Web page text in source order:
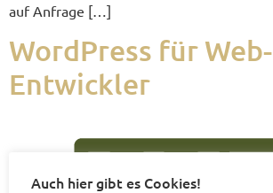
auf Anfrage […]
Word­Press für Web-
Entwickler
Auch hier gibt es Cookies!